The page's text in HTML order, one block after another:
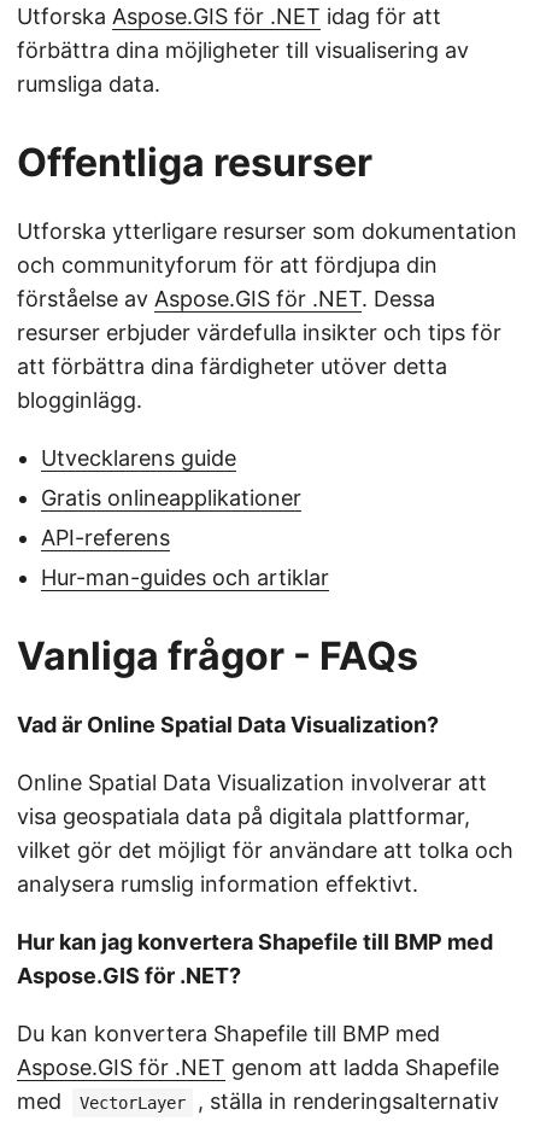
Utforska Aspose.GIS för .NET idag för att
förbättra dina möjligheter till visualisering av
rumsliga data.
Offentliga resurser
Utforska ytterligare resurser som dokumentation
och communityforum för att fördjupa din
förståelse av Aspose.GIS för .NET. Dessa
resurser erbjuder värdefulla insikter och tips för
att förbättra dina färdigheter utöver detta
blogginlägg.
Utvecklarens guide
Gratis onlineapplikationer
API-referens
Hur-man-guides och artiklar
Vanliga frågor - FAQs
Vad är Online Spatial Data Visualization?
Online Spatial Data Visualization involverar att
visa geospatiala data på digitala plattformar,
vilket gör det möjligt för användare att tolka och
analysera rumslig information effektivt.
Hur kan jag konvertera Shapefile till BMP med
Aspose.GIS för .NET?
Du kan konvertera Shapefile till BMP med
Aspose.GIS för .NET genom att ladda Shapefile
med
VectorLayer , ställa in renderingsalternativ